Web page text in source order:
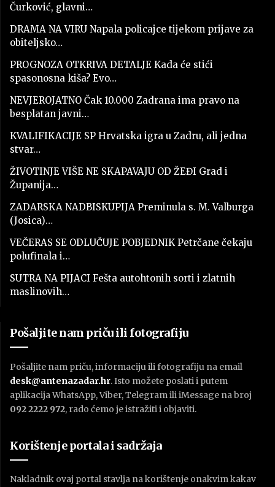
Čurković, glavni…
DRAMA NA VIRU Napala policajce tijekom prijave za
obiteljsko…
PROGNOZA OTKRIVA DETALJE Kada će stići
spasonosna kiša? Evo…
NEVJEROJATNO Čak 10.000 Zadrana ima pravo na
besplatan javni…
KVALIFIKACIJE SP Hrvatska igra u Zadru, ali jedna
stvar…
ŽIVOTINJE VIŠE NE SKAPAVAJU OD ŽEĐI Grad i
Županija…
ZADARSKA NADBISKUPIJA Preminula s. M. Valburga
(Josica)…
VEČERAS SE ODLUČUJE POBJEDNIK Petrčane čekaju
polufinala i…
SUTRA NA PIJACI Fešta autohtonih sorti i zlatnih
maslinovih…
Pošaljite nam priču ili fotografiju
Pošaljite nam priču, informaciju ili fotografiju na email
desk@antenazadar.hr. Isto možete poslati i putem
aplikacija WhatsApp, Viber, Telegram ili iMessage na broj
092 2222 972, rado ćemo je istražiti i objaviti.
Korištenje portala i sadržaja
Nakladnik ovaj portal stavlja na korištenje onakvim kakav